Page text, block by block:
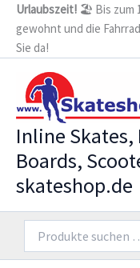
Zum
Inhalt
springen
Urlaubszeit! 🏖️ Bis zum
gewohnt und die
Sie da!
Inline Skates,
Boards,
skateshop.de
nach:
CXR4
-
Trinkrucksack
Menge